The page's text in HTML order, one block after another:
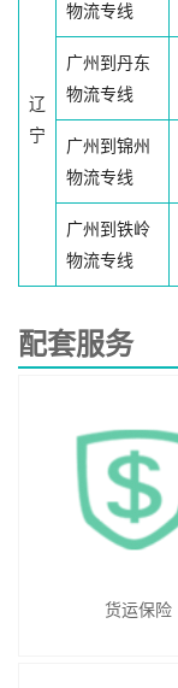
辽
宁
物流专线
广州到丹东
物流专线
广州到锦州
物流专线
广州到铁岭
物流专线
配套服务
货运保险